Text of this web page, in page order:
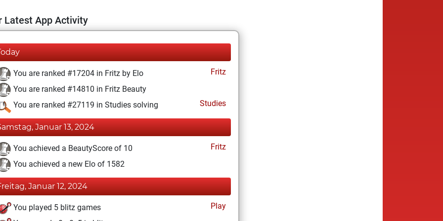
Latest App Activity
You are ranked #17204 in Fritz by Elo
Fritz
You are ranked #14810 in Fritz Beauty
You are ranked #27119 in Studies solving
Studies
Januar 13, 2024
You achieved a BeautyScore of 10
Fritz
You achieved a new Elo of 1582
Januar 12, 2024
You played 5 blitz games
Play